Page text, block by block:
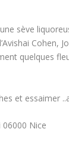
sève
Cohen,
quelques
et essaimer
06000 Nice